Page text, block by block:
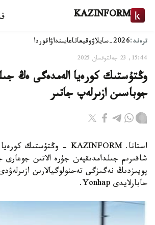
KAZINFORM
ترەند:2026-سايلاۋ وقيعاتاعايىنداۋاقوردا
15:44, 23 جەلتوقسان 2025
وڭتۇستىك كورەيا الەمدەگى ەڭ
جوباسىن ازىرلەپ جاتىر
شاقىرىم جىلدامدىقپەن جۇرە الاتىن جوعارى
پويىزدىڭ نەگىزگى تەحنولوگيالارىن
حابارلايدى Yonhap.